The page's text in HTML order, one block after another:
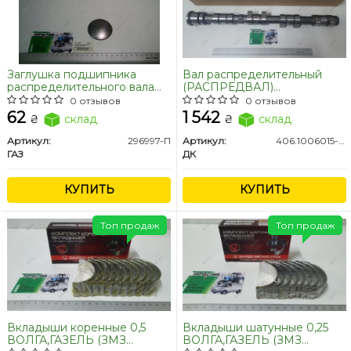
Заглушка подшипника
распределительного вала
ГАЗ/ распредвала Волга,
Газель, Уаз (пр-во ГАЗ)
0 отзывов
62 ₴ склад
Артикул:
296997-П
ГАЗ
КУПИТЬ
Вал распределительный
(РАСПРЕДВАЛ)
Газель,Волга дв.405,406,409
(впуск/выпуск
универсальный)
ИНЖЕКТОР. дв.405, 406,
409 инж. <ДК>
0 отзывов
1 542 ₴ склад
Артикул:
ДК
КУПИТЬ
Вкладыши коренные 0,5
ВОЛГА,ГАЗЕЛЬ (ЗМЗ
Топ продаж
Вкладыши шатунные 0,25
ВОЛГА,ГАЗЕЛЬ (ЗМЗ
Топ продаж